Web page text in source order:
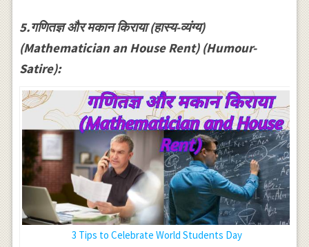
5.गणितज्ञ और मकान किराया (हास्य-व्यंग्य)
(Mathematician an House Rent) (Humour-
Satire):
3 Tips to Celebrate World Students Day